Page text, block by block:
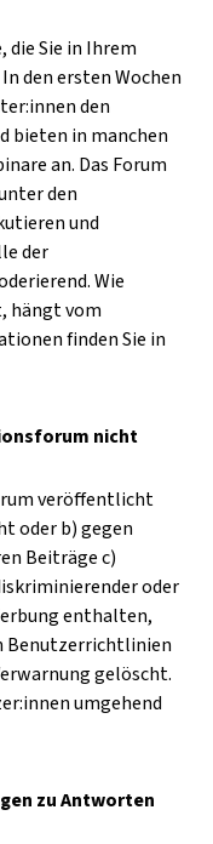
die Sie in Ihrem
den ersten Wochen
den
bieten in manchen
an. Das Forum
den
und
der
Wie
hängt vom
finden Sie in
nicht
veröffentlicht
oder b) gegen
Beiträge c)
oder
enthalten,
Benutzerrichtlinien
gelöscht.
umgehend
zu Antworten